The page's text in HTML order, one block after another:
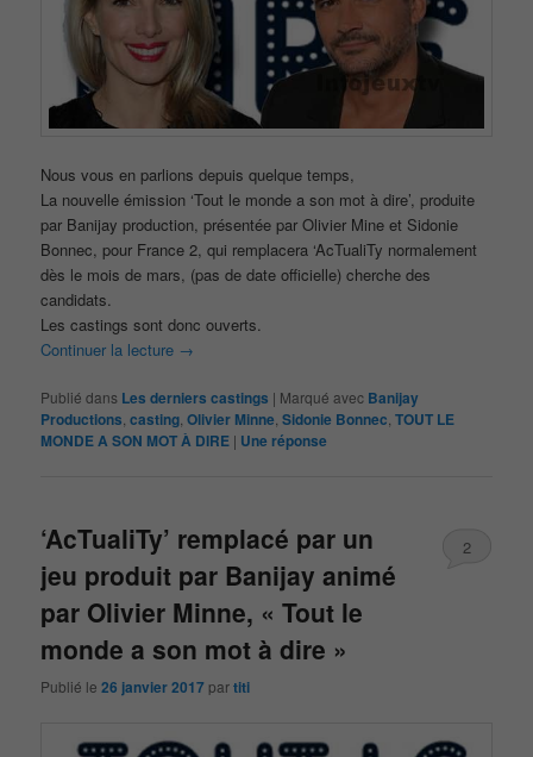
Nous vous en parlions depuis quelque temps,
La nouvelle émission ‘Tout le monde a son mot à dire’, produite
par Banijay production, présentée par Olivier Mine et Sidonie
Bonnec, pour France 2, qui remplacera ‘AcTualiTy normalement
dès le mois de mars, (pas de date officielle) cherche des
candidats.
Les castings sont donc ouverts.
Continuer la lecture →
Publié dans Les derniers castings | Marqué avec Banijay
Productions ,casting ,Olivier Minne ,Sidonie Bonnec ,TOUT LE
MONDE A SON MOT À DIRE | Une réponse
‘AcTualiTy’ remplacé par un
jeu produit par Banijay animé
par Olivier Minne, « Tout le
monde a son mot à dire »
Publié le26 janvier 2017 partiti
2